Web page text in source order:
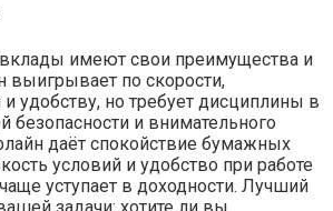
имеют свои преимущества и
выигрывает по скорости,
и удобству, но требует дисциплины в
безопасности и внимательного
даёт спокойствие бумажных
условий и удобство при работе
уступает в доходности. Лучший